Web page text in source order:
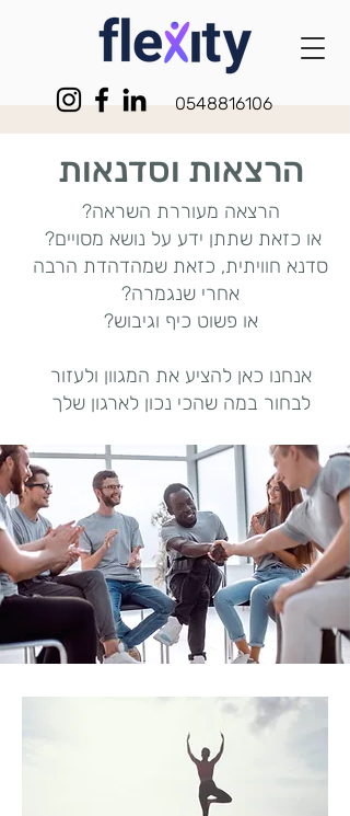
0548816106
הרצאות וסדנאות
הרצאה מעוררת השראה?
או כזאת שתתן ידע על נושא מסויים?
סדנא חוויתית, כזאת שמהדהדת הרבה
אחרי שנגמרה?
או פשוט כיף וגיבוש?
אנחנו כאן להציע את המגוון ולעזור
לבחור במה שהכי נכון לארגון שלך